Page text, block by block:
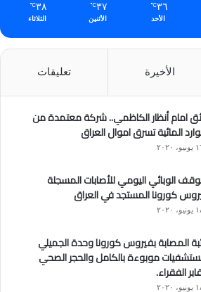
٣٦℃
الأحد
٣٧℃
الأثنين
٣٨℃
الثلاثاء
الأخيرة تعليقات
امام أنظار الكاظمي.. شركة معتمدة من
المائية تسرق اموال العراق
٢٠٢٠
الوبائي اليومي للأصابات المسجلة
كورونا المستجد في العراق
٢٠٢٠
المصابة بفيروس كورونا وحدة الجميلي
موبوءة بالكامل والحجر الصحي
الفقراء.
٢٠٢٠